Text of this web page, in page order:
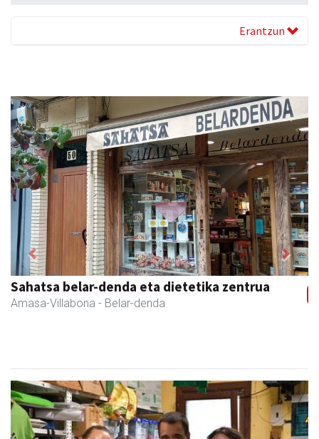
Erantzun
Zubimusu Ikastola
Amasa-Villabona - Hezkuntza
Previous Next